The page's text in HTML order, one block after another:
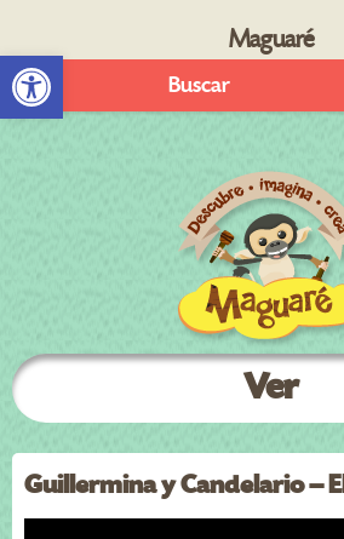
Abrir barra de herramientas
Maguaré
Buscar
Ver
Guillermina y Candelario –